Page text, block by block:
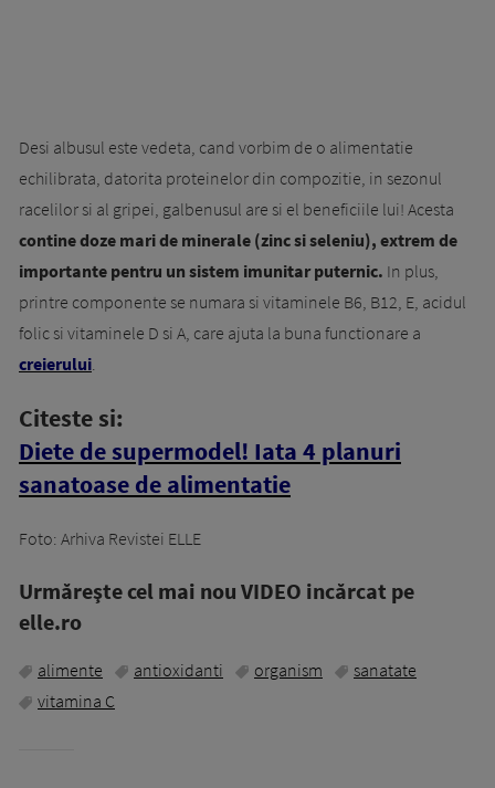
Desi albusul este vedeta, cand vorbim de o alimentatie
echilibrata, datorita proteinelor din compozitie, in sezonul
racelilor si al gripei, galbenusul are si el beneficiile lui! Acesta
contine doze mari de minerale (zinc si seleniu), extrem de
importante pentru un sistem imunitar puternic. In plus,
printre componente se numara si vitaminele B6, B12, E, acidul
folic si vitaminele D si A, care ajuta la buna functionare a
creierului.
Citeste si:
Diete de supermodel! Iata 4 planuri
sanatoase de alimentatie
Foto: Arhiva Revistei ELLE
Urmăreşte cel mai nou VIDEO incărcat pe
elle.ro
alimente antioxidanti organism
sanatate
vitamina C